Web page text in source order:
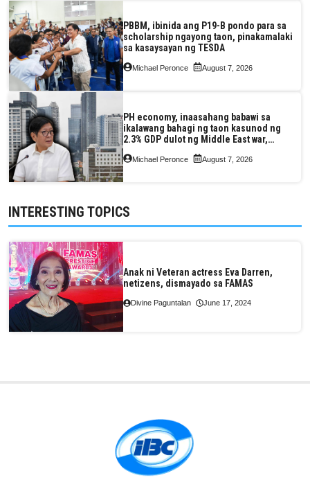
PBBM, ibinida ang P19-B pondo para sa
scholarship ngayong taon, pinakamalaki
sa kasaysayan ng TESDA
Michael Peronce August 7, 2026
PH economy, inaasahang babawi sa
ikalawang bahagi ng taon kasunod ng
2.3% GDP dulot ng Middle East war,
pagkaantala ng public construction
Michael Peronce August 7, 2026
INTERESTING TOPICS
Anak ni Veteran actress Eva Darren,
netizens, dismayado sa FAMAS
Divine Paguntalan June 17, 2024